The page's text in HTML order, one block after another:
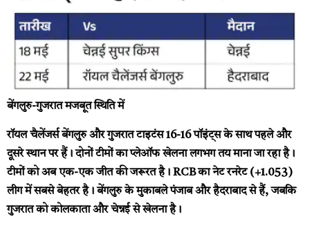
बेंगलुरु-गुजरात मजबूत स्थिति में
रॉयल चैलेंजर्स बेंगलुरु और गुजरात टाइटंस 16-16 पॉइंट्स के साथ पहले और
दूसरे स्थान पर हैं। दोनों टीमों का प्लेऑफ खेलना लगभग तय माना जा रहा है।
टीमों को अब एक-एक जीत की जरूरत है। RCB का नेट रनरेट (+1.053)
लीग में सबसे बेहतर है। बेंगलुरु के मुकाबले पंजाब और हैदराबाद से हैं, जबकि
गुजरात को कोलकाता और चेन्नई से खेलना है।